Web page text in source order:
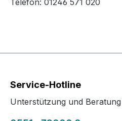
Telefon: 01246 571 020
Service-Hotline
Unterstützung und